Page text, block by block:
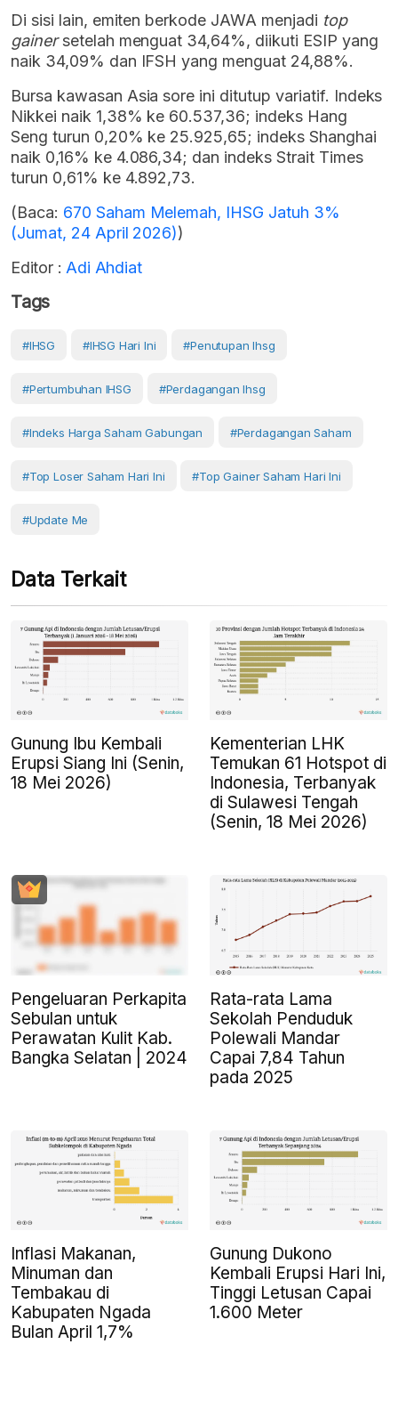
Di sisi lain, emiten berkode JAWA menjadi top
gainersetelah menguat 34,64%, diikuti ESIP yang
naik 34,09% dan IFSH yang menguat 24,88%.
Bursa kawasan Asia sore ini ditutup variatif. Indeks
Nikkei naik 1,38% ke 60.537,36; indeks Hang
Seng turun 0,20% ke 25.925,65; indeks Shanghai
naik 0,16% ke 4.086,34; dan indeks Strait Times
turun 0,61% ke 4.892,73.
(Baca: 670 Saham Melemah, IHSG Jatuh 3%
(Jumat, 24 April 2026))
Editor : Adi Ahdiat
Tags
#IHSG #IHSG Hari Ini #penutupan Ihsg
#Pertumbuhan IHSG #perdagangan Ihsg
#Indeks Harga Saham Gabungan #Perdagangan Saham
#top Loser Saham Hari Ini #top Gainer Saham Hari Ini
#Update Me
Data Terkait
Gunung Ibu Kembali
Erupsi Siang Ini (Senin,
18 Mei 2026)
Kementerian LHK
Temukan 61 Hotspot di
Indonesia, Terbanyak
di Sulawesi Tengah
(Senin, 18 Mei 2026)
Pengeluaran Perkapita
Sebulan untuk
Perawatan Kulit Kab.
Bangka Selatan | 2024
Rata-rata Lama
Sekolah Penduduk
Polewali Mandar
Capai 7,84 Tahun
pada 2025
Inflasi Makanan,
Minuman dan
Tembakau di
Kabupaten Ngada
Bulan April 1,7%
Gunung Dukono
Kembali Erupsi Hari Ini,
Tinggi Letusan Capai
1.600 Meter